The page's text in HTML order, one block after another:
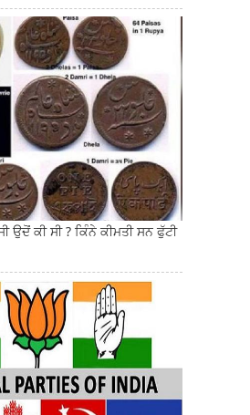
ਕੀ ਸੀ ? ਕਿੰਨੇ ਕੀਮਤੀ ਸਨ ਫੁੱਟੀ